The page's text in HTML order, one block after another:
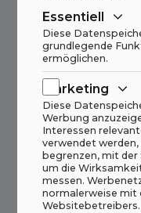
Essentiell
Diese
grundlegende
ermöglichen.
Marketing
Diese
Werbung
Interessen
verwendet
begrenzen, mit der
um die
messen.
normalerweise mit
Websitebetreibers.